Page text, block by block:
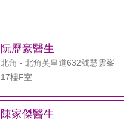
阮歷豪醫生
北角 - 北角英皇道632號慧雲峯
17樓F室
陳家傑醫生